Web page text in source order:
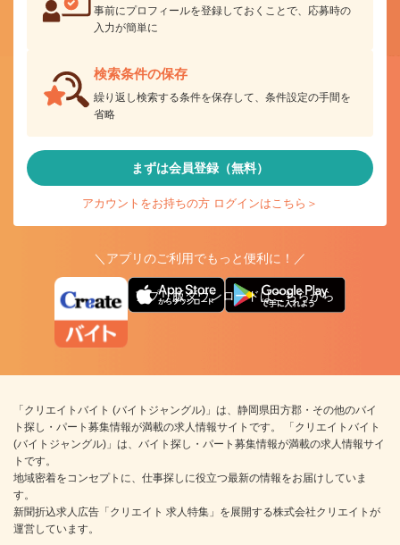
事前にプロフィールを登録しておくことで、応募時の
入力が簡単に
検索条件の保存
繰り返し検索する条件を保存して、条件設定の手間を
省略
まずは会員登録（無料）
アカウントをお持ちの方 ログインはこちら＞
＼アプリのご利用でもっと便利に！／
アプリ版ダウンロードはこちらから
「クリエイトバイト (バイトジャングル)」は、静岡県田方郡・その他のバイ
ト探し・パート募集情報が満載の求人情報サイトです。 「クリエイトバイト
(バイトジャングル)」は、バイト探し・パート募集情報が満載の求人情報サイ
トです。
地域密着をコンセプトに、仕事探しに役立つ最新の情報をお届けしていま
す。
新聞折込求人広告「クリエイト 求人特集」を展開する株式会社クリエイトが
運営しています。